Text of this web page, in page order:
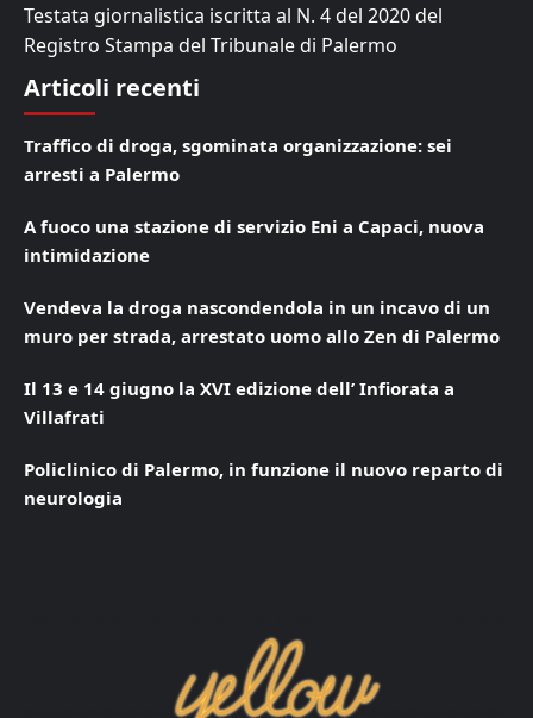
Testata giornalistica iscritta al N. 4 del 2020 del
Registro Stampa del Tribunale di Palermo
Articoli recenti
Traffico di droga, sgominata organizzazione: sei
arresti a Palermo
A fuoco una stazione di servizio Eni a Capaci, nuova
intimidazione
Vendeva la droga nascondendola in un incavo di un
muro per strada, arrestato uomo allo Zen di Palermo
Il 13 e 14 giugno la XVI edizione dell’ Infiorata a
Villafrati
Policlinico di Palermo, in funzione il nuovo reparto di
neurologia